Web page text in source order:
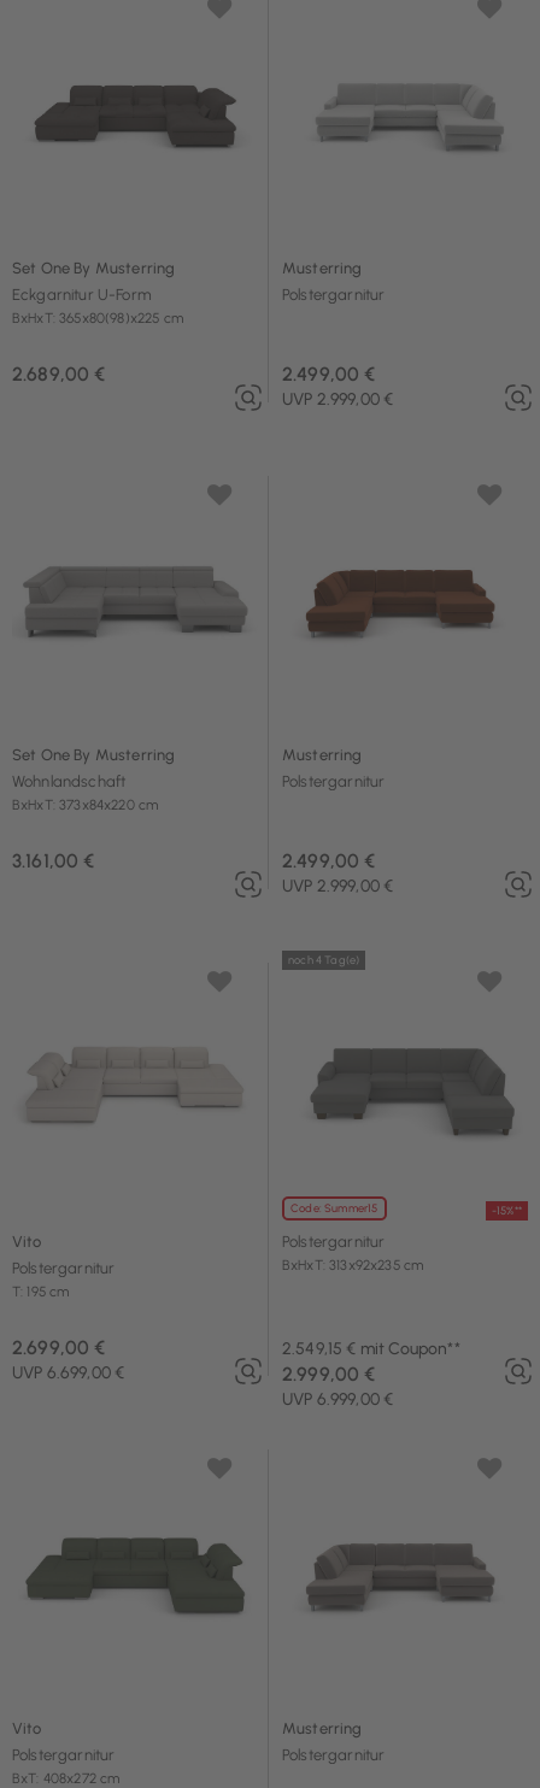
Set One By Musterring
Eckgarnitur U-Form
BxHxT: 365x80(98)x225 cm
2.689,00 €
Musterring
Polstergarnitur
2.499,00 €
UVP 2.999,00 €
Set One By Musterring
Wohnlandschaft
BxHxT: 373x84x220 cm
3.161,00 €
Musterring
Polstergarnitur
2.499,00 €
UVP 2.999,00 €
Vito
Polstergarnitur
T: 195 cm
2.699,00 €
UVP 6.699,00 €
Code: Summer15 -15%**
noch 4 Tag(e)
Polstergarnitur
BxHxT: 313x92x235 cm
2.549,15 € mit Coupon**
UVP 6.999,00 €
2.999,00 €
Vito
Polstergarnitur
BxT: 408x272 cm
Musterring
Polstergarnitur